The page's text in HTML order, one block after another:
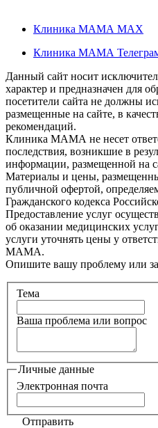
Клиника МАМА MAX
Клиника МАМА
Данный сайт носит
характер и предназначен для
посетители сайта не должны
размещенные на сайте, в
рекомендаций.
Клиника МАМА не несет
последствия, возникшие в
информации, размещенной на
Материалы и цены,
публичной офертой,
Гражданского кодекса
Предоставление услуг
об оказании медицинских
услуги уточнять цены у
МАМА.
Опишите вашу проблему или
Тема
Ваша проблема или вопрос
Личные данные
Электронная почта
Отправить